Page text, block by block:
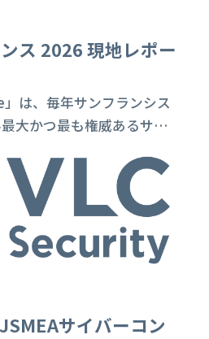
ス 2026 現地レポー
」は、毎年サンフランシス
大かつ最も権威あるサイ
Confarence」に現地で
ループCISOの中本から届
サイトのコラムページ
載記事一覧 各記事は、下記
だけます。 ※会期中は随時
サイバーコン